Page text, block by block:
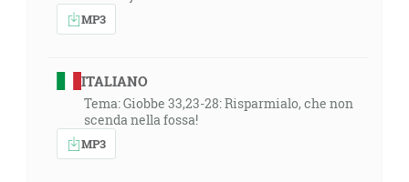
MP3
ITALIANO
Tema: Giobbe 33,23-28: Risparmialo, che non
scenda nella fossa!
MP3